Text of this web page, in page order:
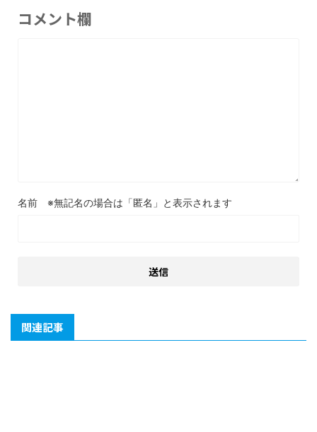
コメント欄
名前
関連記事